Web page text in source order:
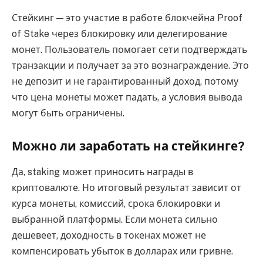
Стейкинг — это участие в работе блокчейна Proof
of Stake через блокировку или делегирование
монет. Пользователь помогает сети подтверждать
транзакции и получает за это вознаграждение. Это
не депозит и не гарантированный доход, потому
что цена монеты может падать, а условия вывода
могут быть ограничены.
Можно ли заработать на стейкинге?
Да, staking может приносить награды в
криптовалюте. Но итоговый результат зависит от
курса монеты, комиссий, срока блокировки и
выбранной платформы. Если монета сильно
дешевеет, доходность в токенах может не
компенсировать убыток в долларах или гривне.